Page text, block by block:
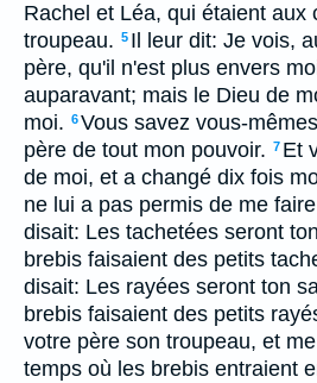
Rachel et Léa, qui étaient aux
troupeau. 5 Il leur dit: Je vois,
père, qu'il n'est plus envers
auparavant; mais le Dieu de
moi. 6Vous savez vous-
père de tout mon pouvoir. 7 Et
de moi, et a changé dix fois
ne lui a pas permis de me
disait: Les tachetées seront
brebis faisaient des petits
disait: Les rayées seront ton
brebis faisaient des petits
votre père son troupeau, et
temps où les brebis entraient